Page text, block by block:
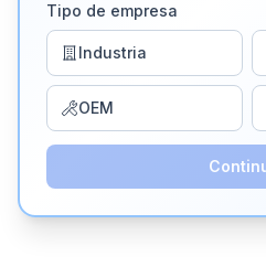
Tipo de empresa
Industria
OEM